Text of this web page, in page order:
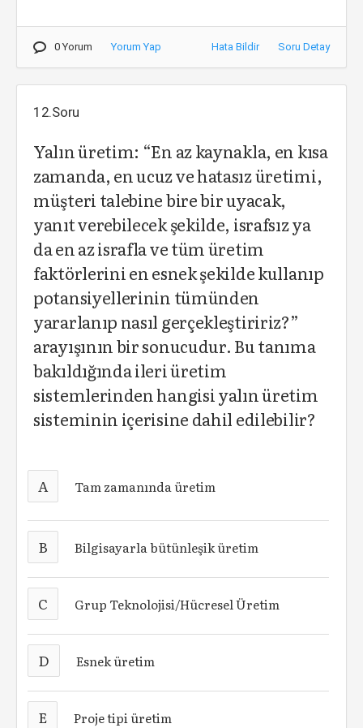
0 Yorum Yorum Yap Hata Bildir Soru Detay
12.Soru
Yalın üretim: “En az kaynakla, en kısa
zamanda, en ucuz ve hatasız üretimi,
müşteri talebine bire bir uyacak,
yanıt verebilecek şekilde, israfsız ya
da en az israfla ve tüm üretim
faktörlerini en esnek şekilde kullanıp
potansiyellerinin tümünden
yararlanıp nasıl gerçekleştiririz?”
arayışının bir sonucudur. Bu tanıma
bakıldığında ileri üretim
sistemlerinden hangisi yalın üretim
sisteminin içerisine dahil edilebilir?
A Tam zamanında üretim
B Bilgisayarla bütünleşik üretim
C Grup Teknolojisi/Hücresel Üretim
D Esnek üretim
E Proje tipi üretim